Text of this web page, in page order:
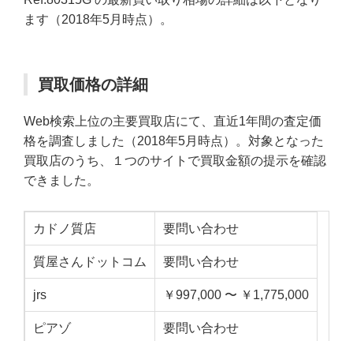
ます（2018年5月時点）。
買取価格の詳細
Web検索上位の主要買取店にて、直近1年間の査定価
格を調査しました（2018年5月時点）。対象となった
買取店のうち、１つのサイトで買取金額の提示を確認
できました。
カドノ質店 要問い合わせ
質屋さんドットコム 要問い合わせ
jrs ￥997,000 〜 ￥1,775,000
ピアゾ 要問い合わせ